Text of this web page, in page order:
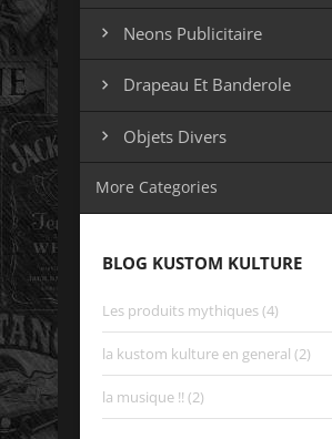
 Neons Publicitaire
 Drapeau Et Banderole
 Objets Divers
More Categories
BLOG KUSTOM KULTURE
Les produits mythiques (4)
la kustom kulture en general (2)
la musique !! (2)